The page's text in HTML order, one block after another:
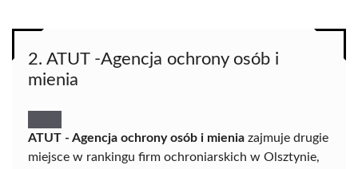
2. ATUT -Agencja ochrony osób i
mienia
ATUT - Agencja ochrony osób i mienia zajmuje drugie
miejsce w rankingu firm ochroniarskich w Olsztynie,